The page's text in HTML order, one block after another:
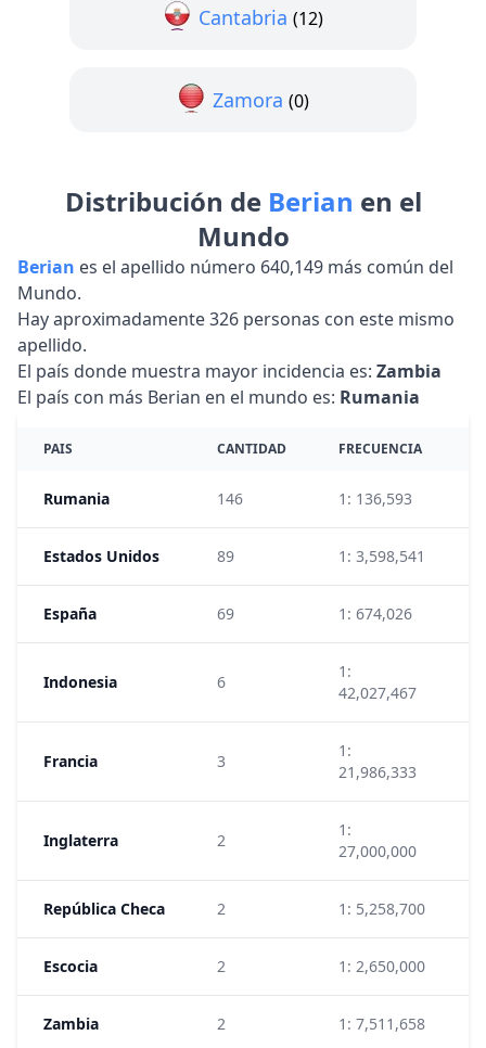
Cantabria (12)
Zamora (0)
Distribución de Berian en el
Mundo
Berian es el apellido número 640,149 más común del
Mundo.
Hay aproximadamente 326 personas con este mismo
apellido.
El país donde muestra mayor incidencia es: Zambia
El país con más Berian en el mundo es: Rumania
PAIS CANTIDAD FRECUENCIA
Rumania 146 1: 136,593
Estados Unidos 89 1: 3,598,541
España 69 1: 674,026
Indonesia 6
1:
42,027,467
Francia 3
1:
21,986,333
Inglaterra 2
1:
27,000,000
República Checa 2 1: 5,258,700
Escocia 2 1: 2,650,000
Zambia 2 1: 7,511,658